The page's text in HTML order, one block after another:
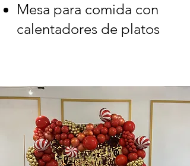
Mesa para comida con
calentadores de platos